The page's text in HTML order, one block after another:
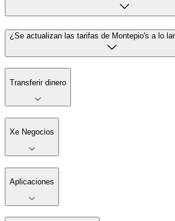
¿Se actualizan las tarifas de Montepio's a lo
Transferir dinero
Xe Negocios
Aplicaciones